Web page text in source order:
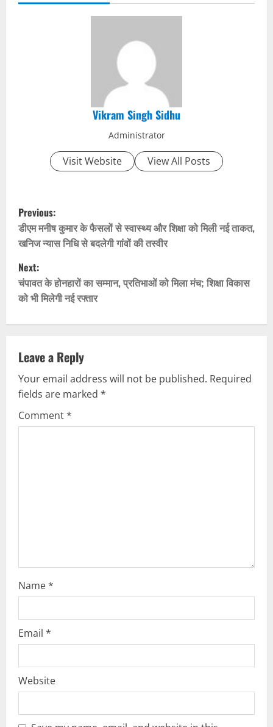
Vikram Singh Sidhu
Administrator
Visit Website View All Posts
P
o
s
t
n
v
i
g
Previous:
डीएम मनीष कुमार के फैसलों से स्वास्थ्य और शिक्षा को मिली नई ताकत,
खनिज न्यास निधि से बदलेगी गांवों की तस्वीर
Next:
चंपावत के होनहारों का सम्मान, प्रतिभाओं को मिला मंच; शिक्षा विकास
को भी मिलेगी नई रफ्तार
Leave a Reply
Your email address will not be published. Required
fields are marked *
Comment*
Name*
Email *
Website